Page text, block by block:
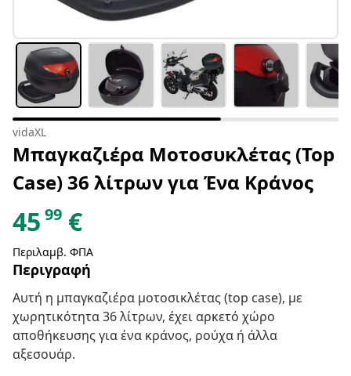
vidaXL
Μπαγκαζιέρα Μοτοσυκλέτας (Top
Case) 36 λίτρων για Ένα Κράνος
45 99 €
Περιλαμβ. ΦΠΑ
Περιγραφή
Αυτή η μπαγκαζιέρα μοτοσικλέτας (top case), με
χωρητικότητα 36 λίτρων, έχει αρκετό χώρο
αποθήκευσης για ένα κράνος, ρούχα ή άλλα
αξεσουάρ.